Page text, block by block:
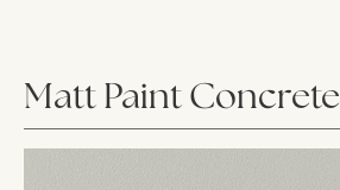
Matt Paint Concrete